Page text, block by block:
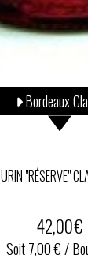
Bordeaux
"RÉSERVE"
42,00€
Soit 7,00 € /